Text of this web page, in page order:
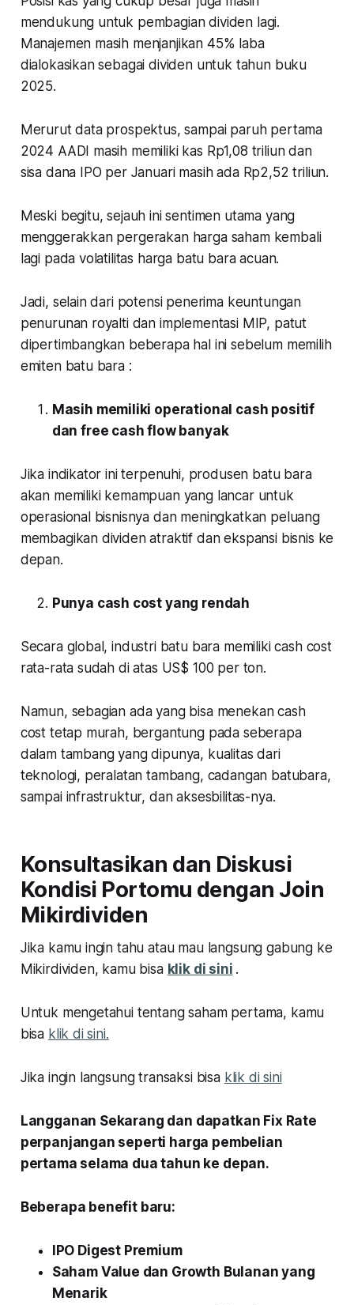
mendukung untuk pembagian dividen lagi.
Manajemen masih menjanjikan 45% laba
dialokasikan sebagai dividen untuk tahun buku
2025.
Merurut data prospektus, sampai paruh pertama
2024 AADI masih memiliki kas Rp1,08 triliun dan
sisa dana IPO per Januari masih ada Rp2,52 triliun.
Meski begitu, sejauh ini sentimen utama yang
menggerakkan pergerakan harga saham kembali
lagi pada volatilitas harga batu bara acuan.
Jadi, selain dari potensi penerima keuntungan
penurunan royalti dan implementasi MIP, patut
dipertimbangkan beberapa hal ini sebelum memilih
emiten batu bara :
Masih memiliki operational cash positif
dan free cash flow banyak
Jika indikator ini terpenuhi, produsen batu bara
akan memiliki kemampuan yang lancar untuk
operasional bisnisnya dan meningkatkan peluang
membagikan dividen atraktif dan ekspansi bisnis ke
depan.
Punya cash cost yang rendah
Secara global, industri batu bara memiliki cash cost
rata-rata sudah di atas US$ 100 per ton.
Namun, sebagian ada yang bisa menekan cash
cost tetap murah, bergantung pada seberapa
dalam tambang yang dipunya, kualitas dari
teknologi, peralatan tambang, cadangan batubara,
sampai infrastruktur, dan aksesbilitas-nya.
Konsultasikan dan Diskusi
Kondisi Portomu dengan Join
Mikirdividen
Jika kamu ingin tahu atau mau langsung gabung ke
Mikirdividen, kamu bisa klik di sini .
Untuk mengetahui tentang saham pertama, kamu
bisa klik di sini.
Jika ingin langsung transaksi bisa klik di sini
Langganan Sekarang dan dapatkan Fix Rate
perpanjangan seperti harga pembelian
pertama selama dua tahun ke depan.
Beberapa benefit baru:
IPO Digest Premium
Saham Value dan Growth Bulanan yang
Menarik